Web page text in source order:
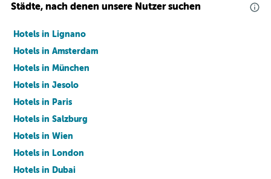
Städte, nach denen unsere Nutzer suchen
Hotels in Lignano
Hotels in Amsterdam
Hotels in München
Hotels in Jesolo
Hotels in Paris
Hotels in Salzburg
Hotels in Wien
Hotels in London
Hotels in Dubai